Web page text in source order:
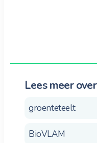
Lees meer over
groenteteelt
BioVLAM